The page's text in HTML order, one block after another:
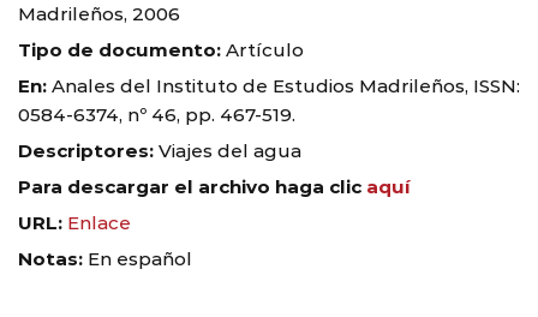
Madrileños, 2006
Tipo de documento: Artículo
En: Anales del Instituto de Estudios Madrileños, ISSN:
0584-6374, nº 46, pp. 467-519.
Descriptores: Viajes del agua
Para descargar el archivo haga clic aquí
URL: Enlace
Notas: En español